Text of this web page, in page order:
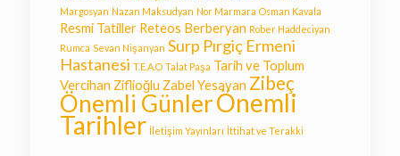
Margosyan Nazan Maksudyan Nor Marmara Osman Kavala
Resmi Tatiller Reteos Berberyan Rober Haddeciyan
Rumca Sevan Nişanyan Surp Pırgiç Ermeni
Hastanesi T.E.A.O Talat Paşa Tarih ve Toplum
Vercihan Ziflioğlu Zabel Yesayan Zibeç
Önemli GünlerÖnemli
Tarihler İletişim Yayınları İttihat ve Terakki